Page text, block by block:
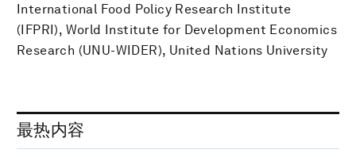
International Food Policy Research Institute
(IFPRI), World Institute for Development Economics
Research (UNU-WIDER), United Nations University
最热内容